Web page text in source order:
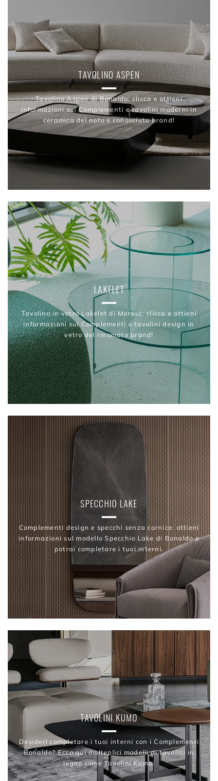
TAVOLINO ASPEN
Tavolino Aspen di Bonaldo: clicca e ottieni
informazioni sui Complementi e tavolini moderni in
ceramica del noto e conosciuto brand!
LAKELET
Tavolino in vetro Lakelet di Moroso: clicca e ottieni
informazioni sui Complementi e tavolini design in
vetro del rinomato brand!
SPECCHIO LAKE
Complementi design e specchi senza cornice: ottieni
informazioni sul modello Specchio Lake di Bonaldo e
potrai completare i tuoi interni.
TAVOLINI KUMO
Desideri completare i tuoi interni con i Complementi
Bonaldo? Ecco qui molteplici modelli di tavolini in
legno come Tavolini Kumo.